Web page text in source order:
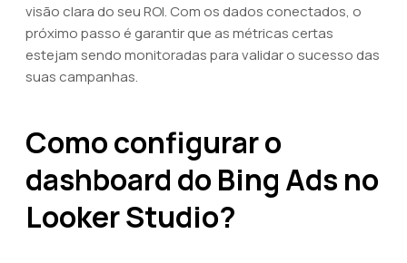
visão clara do seu ROI. Com os dados conectados, o
próximo passo é garantir que as métricas certas
estejam sendo monitoradas para validar o sucesso das
suas campanhas.
Como configurar o
dashboard do Bing Ads no
Looker Studio?